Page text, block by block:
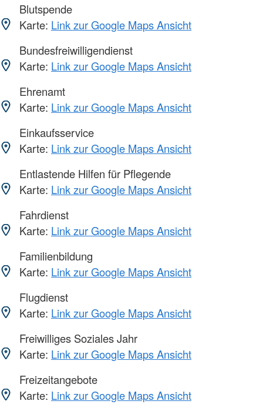
Blutspende
Karte: Link zur Google Maps Ansicht
Bundesfreiwilligendienst
Karte: Link zur Google Maps Ansicht
Ehrenamt
Karte: Link zur Google Maps Ansicht
Einkaufsservice
Karte: Link zur Google Maps Ansicht
Entlastende Hilfen für Pflegende
Karte: Link zur Google Maps Ansicht
Fahrdienst
Karte: Link zur Google Maps Ansicht
Familienbildung
Karte: Link zur Google Maps Ansicht
Flugdienst
Karte: Link zur Google Maps Ansicht
Freiwilliges Soziales Jahr
Karte: Link zur Google Maps Ansicht
Freizeitangebote
Karte: Link zur Google Maps Ansicht